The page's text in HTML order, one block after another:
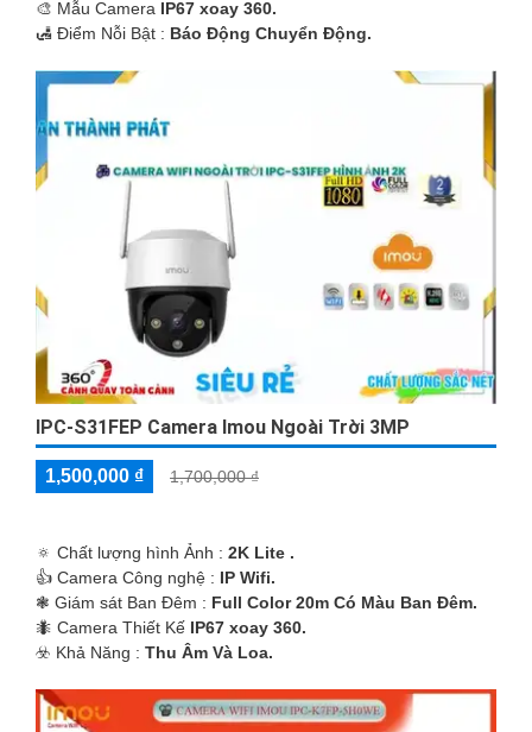
🎨 Mẫu Camera IP67 xoay 360.
️🛃 Điểm Nỗi Bật : Báo Động Chuyển Động.
IPC-S31FEP Camera Imou Ngoài Trời 3MP
1,500,000 ₫ 1,700,000 ₫
🔅 Chất lượng hình Ảnh : 2K Lite .
👍 Camera Công nghệ : IP Wifi.
❃ Giám sát Ban Đêm : Full Color 20m Có Màu Ban Ðêm.
🐜 Camera Thiết Kế IP67 xoay 360.
️☣️ Khả Năng : Thu Âm Và Loa.